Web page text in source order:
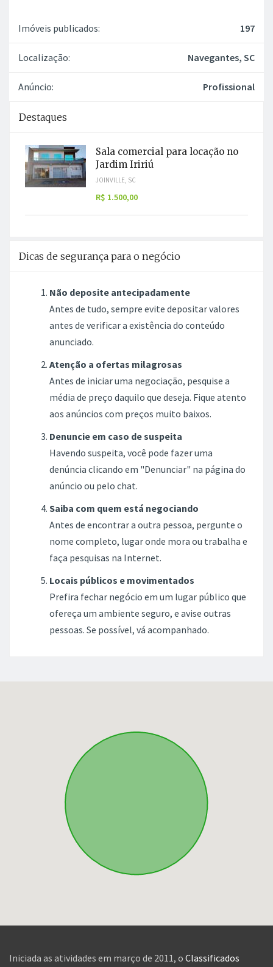
Imóveis publicados: 197
Localização: Navegantes, SC
Anúncio: Profissional
Destaques
Sala comercial para locação no
Jardim Iririú
JOINVILLE, SC
R$ 1.500,00
Dicas de segurança para o negócio
Não deposite antecipadamente
Antes de tudo, sempre evite depositar valores
antes de verificar a existência do conteúdo
anunciado.
Atenção a ofertas milagrosas
Antes de iniciar uma negociação, pesquise a
média de preço daquilo que deseja. Fique atento
aos anúncios com preços muito baixos.
Denuncie em caso de suspeita
Havendo suspeita, você pode fazer uma
denúncia clicando em "Denunciar" na página do
anúncio ou pelo chat.
Saiba com quem está negociando
Antes de encontrar a outra pessoa, pergunte o
nome completo, lugar onde mora ou trabalha e
faça pesquisas na Internet.
Locais públicos e movimentados
Prefira fechar negócio em um lugar público que
ofereça um ambiente seguro, e avise outras
pessoas. Se possível, vá acompanhado.
Iniciada as atividades em março de 2011, o Classificados